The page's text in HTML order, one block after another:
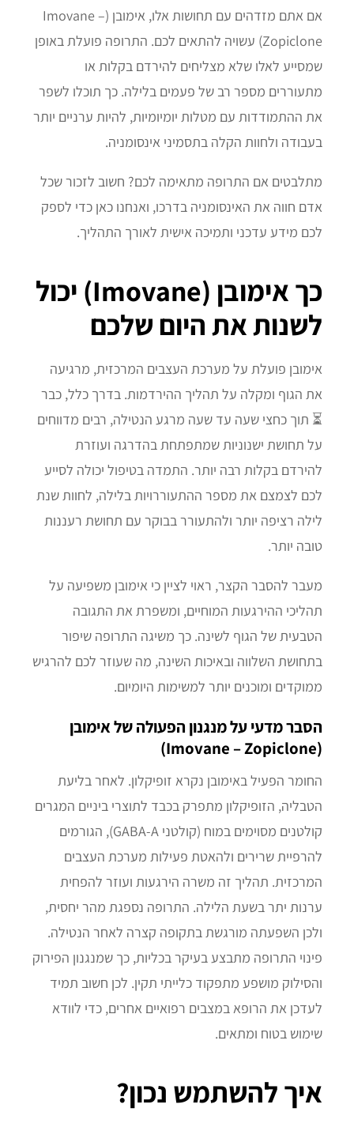
אם אתם מזדהים עם תחושות אלו, אימובן (Imovane –
Zopiclone) עשויה להתאים לכם. התרופה פועלת באופן
שמסייע לאלו שלא מצליחים להירדם בקלות או
מתעוררים מספר רב של פעמים בלילה. כך תוכלו לשפר
את ההתמודדות עם מטלות יומיומיות, להיות ערניים יותר
בעבודה ולחוות הקלה בתסמיני אינסומניה.
מתלבטים אם התרופה מתאימה לכם? חשוב לזכור שכל
אדם חווה את האינסומניה בדרכו, ואנחנו כאן כדי לספק
לכם מידע עדכני ותמיכה אישית לאורך התהליך.
כך אימובן (Imovane) יכול
לשנות את היום שלכם
אימובן פועלת על מערכת העצבים המרכזית, מרגיעה
את הגוף ומקלה על תהליך ההירדמות. בדרך כלל, כבר
⏳ תוך כחצי שעה עד שעה מרגע הנטילה, רבים מדווחים
על תחושת ישנוניות שמתפתחת בהדרגה ועוזרת
להירדם בקלות רבה יותר. התמדה בטיפול יכולה לסייע
לכם לצמצם את מספר ההתעוררויות בלילה, לחוות שנת
לילה רציפה יותר ולהתעורר בבוקר עם תחושת רעננות
טובה יותר.
מעבר להסבר הקצר, ראוי לציין כי אימובן משפיעה על
תהליכי ההירגעות המוחיים, ומשפרת את התגובה
הטבעית של הגוף לשינה. כך משיגה התרופה שיפור
בתחושת השלווה ובאיכות השינה, מה שעוזר לכם להרגיש
ממוקדים ומוכנים יותר למשימות היומיום.
הסבר מדעי על מנגנון הפעולה של אימובן
החומר הפעיל באימובן נקרא זופיקלון. לאחר בליעת
הטבליה, הזופיקלון מתפרק בכבד לתוצרי ביניים המגרים
קולטנים מסוימים במוח (קולטני GABA-A), הגורמים
להרפיית שרירים ולהאטת פעילות מערכת העצבים
המרכזית. תהליך זה משרה הירגעות ועוזר להפחית
ערנות יתר בשעת הלילה. התרופה נספגת מהר יחסית,
ולכן השפעתה מורגשת בתקופה קצרה לאחר הנטילה.
פינוי התרופה מתבצע בעיקר בכליות, כך שמנגנון הפירוק
והסילוק מושפע מתפקוד כלייתי תקין. לכן חשוב תמיד
לעדכן את הרופא במצבים רפואיים אחרים, כדי לוודא
שימוש בטוח ומתאים.
איך להשתמש נכון?